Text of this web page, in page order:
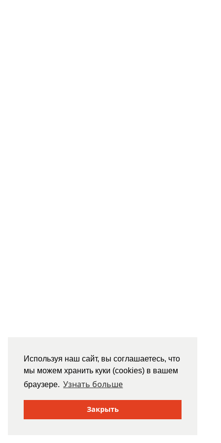
Используя наш сайт, вы соглашаетесь, что
мы можем хранить куки (cookies) в вашем
браузере. Узнать больше
Закрыть